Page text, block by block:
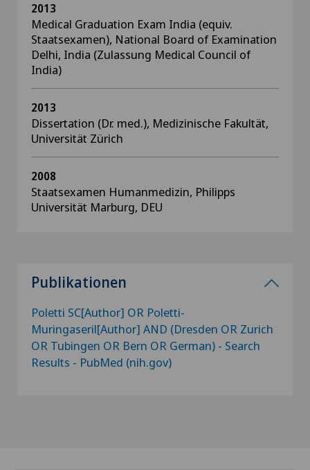
2013
Medical Graduation Exam India (equiv.
Staatsexamen), National Board of Examination
Delhi, India (Zulassung Medical Council of
India)
2013
Dissertation (Dr. med.), Medizinische Fakultät,
Universität Zürich
2008
Staatsexamen Humanmedizin, Philipps
Universität Marburg, DEU
Publikationen
Poletti SC[Author] OR Poletti-
Muringaseril[Author] AND (Dresden OR Zurich
OR Tubingen OR Bern OR German) - Search
Results - PubMed (nih.gov)